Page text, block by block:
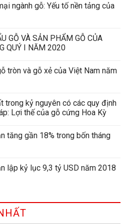
ngành gỗ: Yếu tố nền tảng của
GỖ VÀ SẢN PHẨM GỖ CỦA
QUÝ I NĂM 2020
tròn và gỗ xẻ của Việt Nam năm
trong kỷ nguyên có các quy định
Lợi thế của gỗ cứng Hoa Kỳ
tăng gần 18% trong bốn tháng
lập kỷ lục 9,3 tỷ USD năm 2018